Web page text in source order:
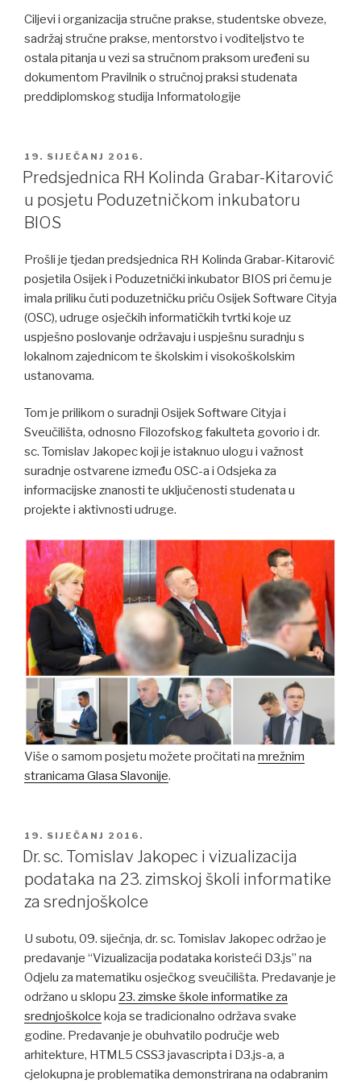
Ciljevi i organizacija stručne prakse, studentske obveze,
sadržaj stručne prakse, mentorstvo i voditeljstvo te
ostala pitanja u vezi sa stručnom praksom uređeni su
dokumentom Pravilnik o stručnoj praksi studenata
preddiplomskog studija Informatologije
POSTED
ON
19. SIJEČANJ 2016.
Predsjednica RH Kolinda Grabar-Kitarović
u posjetu Poduzetničkom inkubatoru
BIOS
Prošli je tjedan predsjednica RH Kolinda Grabar-Kitarović
posjetila Osijek i Poduzetnički inkubator BIOS pri čemu je
imala priliku čuti poduzetničku priču Osijek Software Cityja
(OSC), udruge osječkih informatičkih tvrtki koje uz
uspješno poslovanje održavaju i uspješnu suradnju s
lokalnom zajednicom te školskim i visokoškolskim
ustanovama.
Tom je prilikom o suradnji Osijek Software Cityja i
Sveučilišta, odnosno Filozofskog fakulteta govorio i dr.
sc. Tomislav Jakopec koji je istaknuo ulogu i važnost
suradnje ostvarene između OSC-a i Odsjeka za
informacijske znanosti te uključenosti studenata u
projekte i aktivnosti udruge.
Više o samom posjetu možete pročitati na mrežnim
stranicama Glasa Slavonije.
POSTED
ON
19. SIJEČANJ 2016.
Dr. sc. Tomislav Jakopec i vizualizacija
podataka na 23. zimskoj školi informatike
za srednjoškolce
U subotu, 09. siječnja, dr. sc. Tomislav Jakopec održao je
predavanje “Vizualizacija podataka koristeći D3.js” na
Odjelu za matematiku osječkog sveučilišta. Predavanje je
održano u sklopu 23. zimske škole informatike za
srednjoškolce koja se tradicionalno održava svake
godine. Predavanje je obuhvatilo područje web
arhitekture, HTML5 CSS3 javascripta i D3.js-a, a
cjelokupna je problematika demonstrirana na odabranim